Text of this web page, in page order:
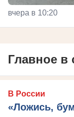
вчера в 10:20
Главное в
В России
«Ложись,